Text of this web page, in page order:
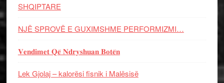
SHQIPTARE
NJË SPROVË E GUXIMSHME PERFORMIZMI…
𝐕𝐞𝐧𝐝𝐢𝐦𝐞𝐭 𝐐𝐞̈ 𝐍𝐝𝐫𝐲𝐬𝐡𝐮𝐚𝐧 𝐁𝐨𝐭𝐞̈𝐧
Lek Gjolaj – kalorësi fisnik i Malësisë